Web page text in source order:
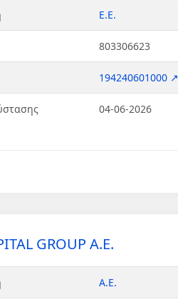
Ε.Ε.
803306623
194240601000 ↗
04-06-2026
GROUP Α.Ε.
Α.Ε.